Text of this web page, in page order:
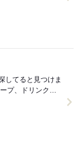
してると見つけま